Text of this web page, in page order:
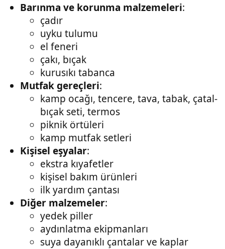
Barınma ve korunma malzemeleri:
çadır
uyku tulumu
el feneri
çakı, bıçak
kurusıkı tabanca
Mutfak gereçleri:
kamp ocağı, tencere, tava, tabak, çatal-
bıçak seti, termos
piknik örtüleri
kamp mutfak setleri
Kişisel eşyalar:
ekstra kıyafetler
kişisel bakım ürünleri
ilk yardım çantası
Diğer malzemeler:
yedek piller
aydınlatma ekipmanları
suya dayanıklı çantalar ve kaplar